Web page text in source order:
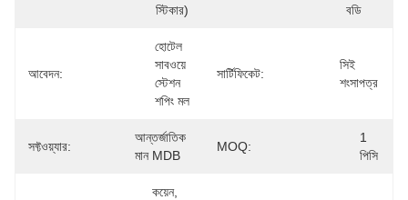
স্টিকার)
বডি
আবেদন:
হোটেল
সাবওয়ে
স্টেশন
শপিং মল
সার্টিফিকেট:
সিই
শংসাপত্র
সফ্টওয়্যার:
আন্তর্জাতিক
মান MDB
MOQ:
1
পিসি
কয়েন,